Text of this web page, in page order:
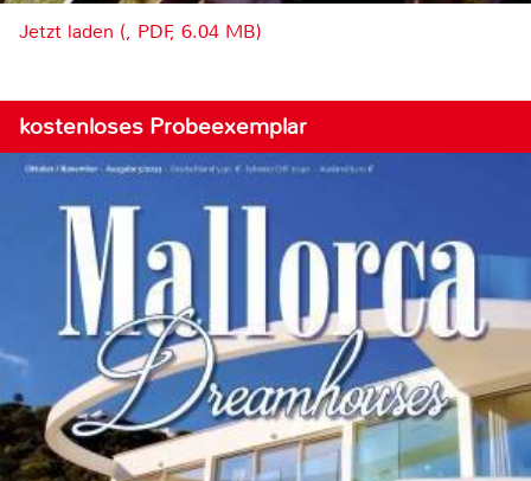
Jetzt laden (, PDF, 6.04 MB)
kostenloses Probeexemplar